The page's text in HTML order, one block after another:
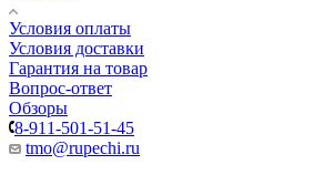
Условия оплаты
Условия доставки
Гарантия на товар
Вопрос-ответ
Обзоры
8-911-501-51-45
tmo@rupechi.ru